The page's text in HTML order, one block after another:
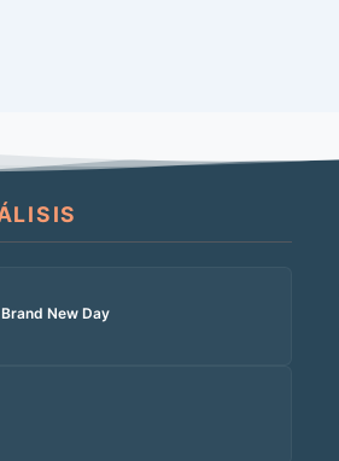
New Day